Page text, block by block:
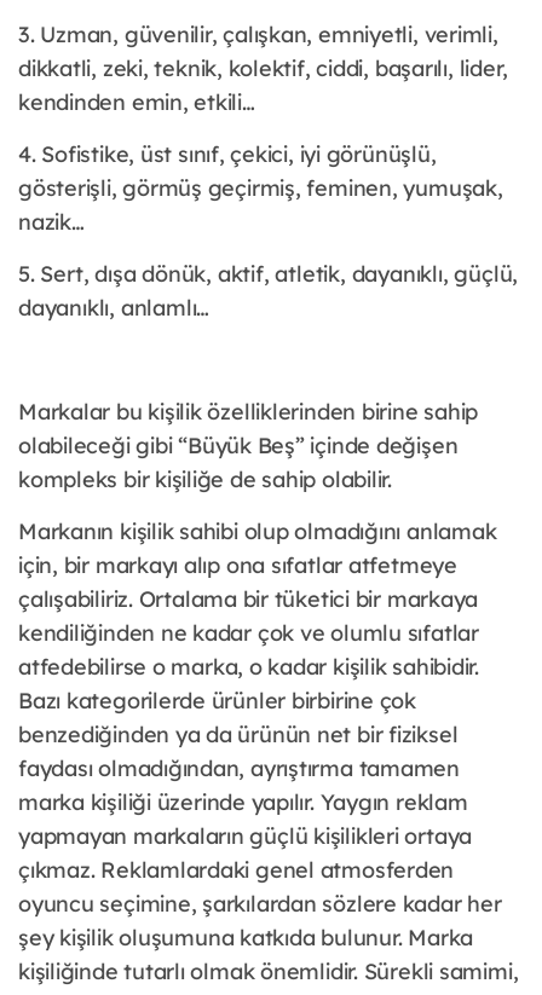
3. Uzman, güvenilir, çalışkan, emniyetli, verimli,
dikkatli, zeki, teknik, kolektif, ciddi, başarılı, lider,
kendinden emin, etkili…
4. Sofistike, üst sınıf, çekici, iyi görünüşlü,
gösterişli, görmüş geçirmiş, feminen, yumuşak,
nazik…
5. Sert, dışa dönük, aktif, atletik, dayanıklı, güçlü,
dayanıklı, anlamlı…
Markalar bu kişilik özelliklerinden birine sahip
olabileceği gibi “Büyük Beş” içinde değişen
kompleks bir kişiliğe de sahip olabilir.
Markanın kişilik sahibi olup olmadığını anlamak
için, bir markayı alıp ona sıfatlar atfetmeye
çalışabiliriz. Ortalama bir tüketici bir markaya
kendiliğinden ne kadar çok ve olumlu sıfatlar
atfedebilirse o marka, o kadar kişilik sahibidir.
Bazı kategorilerde ürünler birbirine çok
benzediğinden ya da ürünün net bir fiziksel
faydası olmadığından, ayrıştırma tamamen
marka kişiliği üzerinde yapılır. Yaygın reklam
yapmayan markaların güçlü kişilikleri ortaya
çıkmaz. Reklamlardaki genel atmosferden
oyuncu seçimine, şarkılardan sözlere kadar her
şey kişilik oluşumuna katkıda bulunur. Marka
kişiliğinde tutarlı olmak önemlidir. Sürekli samimi,